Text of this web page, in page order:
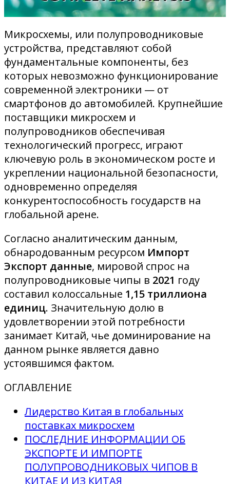
Микросхемы, или полупроводниковые
устройства, представляют собой
фундаментальные компоненты, без
которых невозможно функционирование
современной электроники — от
смартфонов до автомобилей. Крупнейшие
поставщики микросхем и
полупроводников обеспечивая
технологический прогресс, играют
ключевую роль в экономическом росте и
укреплении национальной безопасности,
одновременно определяя
конкурентоспособность государств на
глобальной арене.
Согласно аналитическим данным,
обнародованным ресурсом Импорт
Экспорт данные, мировой спрос на
полупроводниковые чипы в 2021 году
составил колоссальные 1,15 триллиона
единиц. Значительную долю в
удовлетворении этой потребности
занимает Китай, чье доминирование на
данном рынке является давно
устоявшимся фактом.
ОГЛАВЛЕНИЕ
Лидерство Китая в глобальных
поставках микросхем
ПОСЛЕДНИЕ ИНФОРМАЦИИ ОБ
ЭКСПОРТЕ И ИМПОРТЕ
ПОЛУПРОВОДНИКОВЫХ ЧИПОВ В
КИТАЕ И ИЗ КИТАЯ